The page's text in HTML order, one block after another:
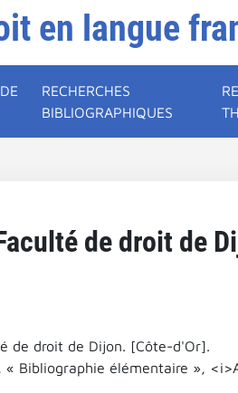
en langue
RECHERCHES
BIBLIOGRAPHIQUES
de droit de
de droit de Dijon. [Côte-d'Or].
« Bibliographie élémentaire »,